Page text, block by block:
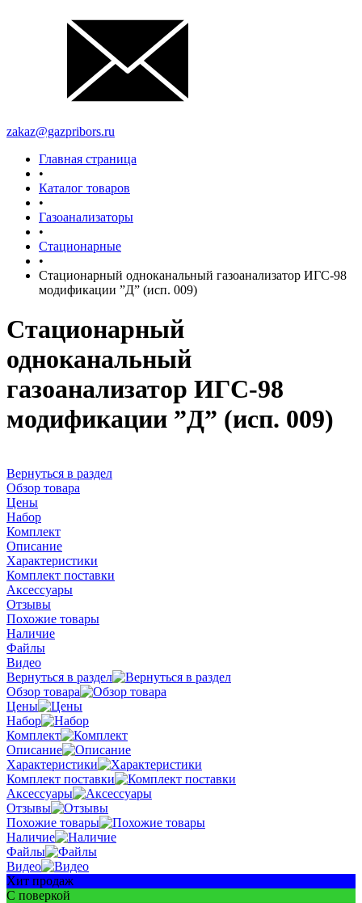
zakaz@gazpribors.ru
Главная страница
•
Каталог товаров
•
Газоанализаторы
•
Стационарные
•
Стационарный одноканальный газоанализатор ИГС-98
модификации ”Д” (исп. 009)
Стационарный
одноканальный
газоанализатор ИГС-98
модификации ”Д” (исп. 009)
Вернуться в раздел
Обзор товара
Цены
Набор
Комплект
Описание
Характеристики
Комплект поставки
Аксессуары
Отзывы
Похожие товары
Наличие
Файлы
Видео
Вернуться в раздел
Обзор товара
Цены
Набор
Комплект
Описание
Характеристики
Комплект поставки
Аксессуары
Отзывы
Похожие товары
Наличие
Файлы
Видео
Хит продаж
С поверкой